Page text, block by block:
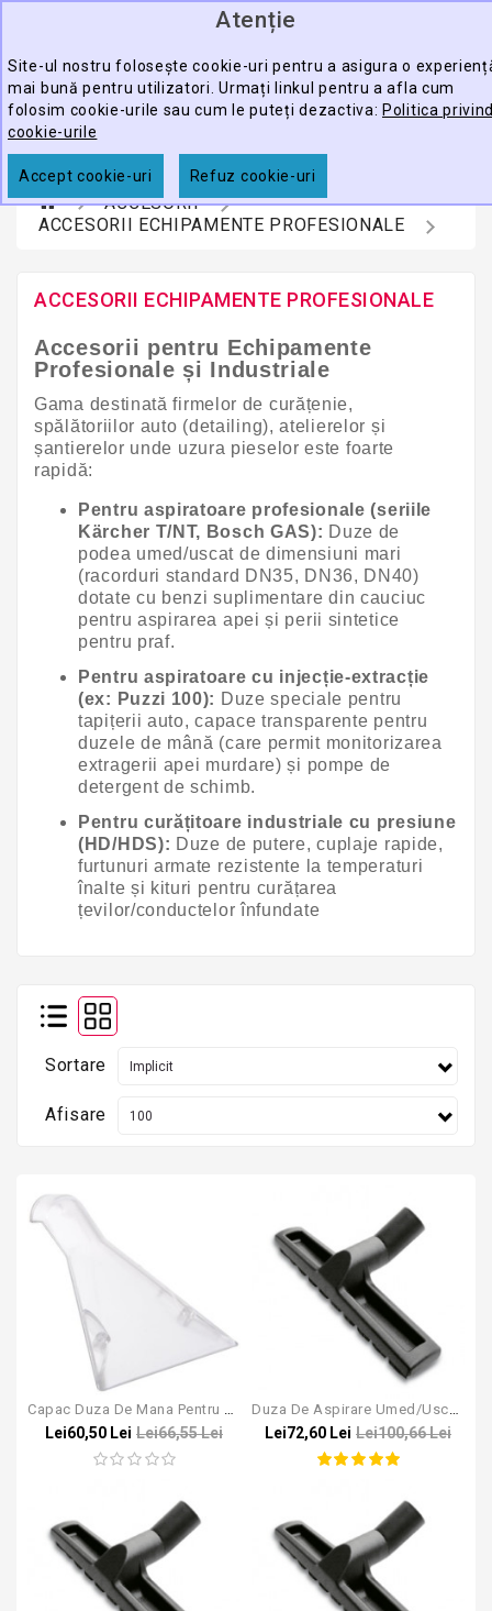
Atenție
Site-ul nostru folosește cookie-uri pentru a asigura o
mai bună pentru utilizatori. Urmați linkul pentru a afla cum
folosim cookie-urile sau cum le puteți dezactiva: Politica
cookie-urile
Accept cookie-uri Refuz cookie-uri
CĂUTARE
ECHIPAMENTE
PROFESIONALE
ACCESORII
PROMOTII
ACCESORII
ACCESORII ECHIPAMENTE PROFESIONALE
ACCESORII ECHIPAMENTE PROFESIONALE
Accesorii pentru Echipamente
Profesionale și Industriale
Gama destinată firmelor de curățenie,
spălătoriilor auto (detailing), atelierelor și
șantierelor unde uzura pieselor este foarte
rapidă:
Pentru aspiratoare profesionale (seriile
Kärcher T/NT, Bosch GAS): Duze de
podea umed/uscat de dimensiuni mari
(racorduri standard DN35, DN36, DN40)
dotate cu benzi suplimentare din cauciuc
pentru aspirarea apei și perii sintetice
pentru praf.
Pentru aspiratoare cu injecție-extracție
(ex: Puzzi 100): Duze speciale pentru
tapițerii auto, capace transparente pentru
duzele de mână (care permit monitorizarea
extragerii apei murdare) și pompe de
detergent de schimb.
Pentru curățitoare industriale cu presiune
(HD/HDS): Duze de putere, cuplaje rapide,
furtunuri armate rezistente la temperaturi
înalte și kituri pentru curățarea
țevilor/conductelor înfundate
Sortare
Afisare
Capac Duza De Mana Pentru Puzzi 100
Lei60,50 Lei Lei66,55 Lei
Duza De Aspirare Umed/uscat Pentru Aspiratoarele Bosch Gas 35/45/55
Lei72,60 Lei Lei100,66 Lei